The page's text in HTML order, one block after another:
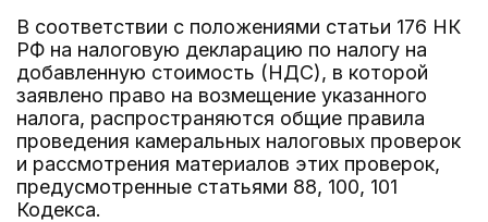
В соответствии с положениями статьи 176 НК
РФ на налоговую декларацию по налогу на
добавленную стоимость (НДС), в которой
заявлено право на возмещение указанного
налога, распространяются общие правила
проведения камеральных налоговых проверок
и рассмотрения материалов этих проверок,
предусмотренные статьями 88, 100, 101
Кодекса.